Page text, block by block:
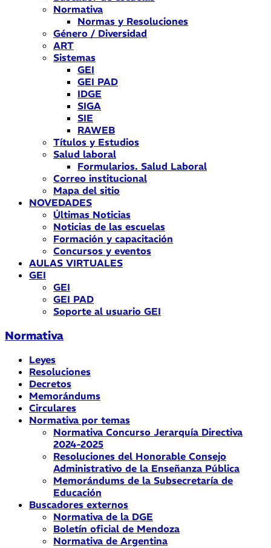
Normativa
Normas y Resoluciones
Género / Diversidad
ART
Sistemas
GEI
GEI PAD
IDGE
SIGA
SIE
RAWEB
Títulos y Estudios
Salud laboral
Formularios. Salud Laboral
Correo institucional
Mapa del sitio
NOVEDADES
Últimas Noticias
Noticias de las escuelas
Formación y capacitación
Concursos y eventos
AULAS VIRTUALES
GEI
GEI
GEI PAD
Soporte al usuario GEI
Normativa
Leyes
Resoluciones
Decretos
Memorándums
Circulares
Normativa por temas
Normativa Concurso Jerarquía Directiva
2024-2025
Resoluciones del Honorable Consejo
Administrativo de la Enseñanza Pública
Memorándums de la Subsecretaría de
Educación
Buscadores externos
Normativa de la DGE
Boletín oficial de Mendoza
Normativa de Argentina